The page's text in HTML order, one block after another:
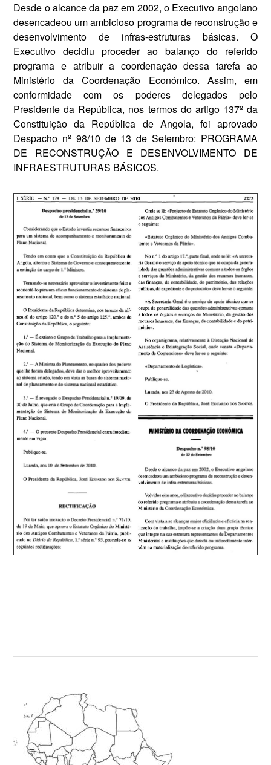
Desde o alcance da paz em 2002, o Executivo angolano
desencadeou um ambicioso programa de reconstrução e
desenvolvimento de infras-estruturas básicas. O
Executivo decidiu proceder ao balanço do referido
programa e atribuir a coordenação dessa tarefa ao
Ministério da Coordenação Económico. Assim, em
conformidade com os poderes delegados pelo
Presidente da República, nos termos do artigo 137º da
Constituição da República de Angola, foi aprovado
Despacho nº 98/10 de 13 de Setembro: PROGRAMA
DE RECONSTRUÇÃO E DESENVOLVIMENTO DE
INFRAESTRUTURAS BÁSICOS.
Primary
Sidebar